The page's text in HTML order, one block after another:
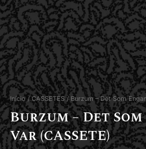
Início/CASSETES/ Burzum – Det Som
Burzum – Det
Var (CASSETE)